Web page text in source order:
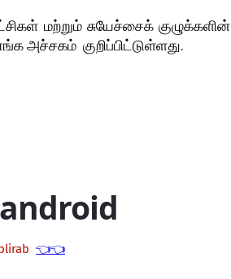
மற்றும் சுயேச்சைக் குழுக்களின்
அச்சகம் குறிப்பிட்டுள்ளது.
android
👈👈